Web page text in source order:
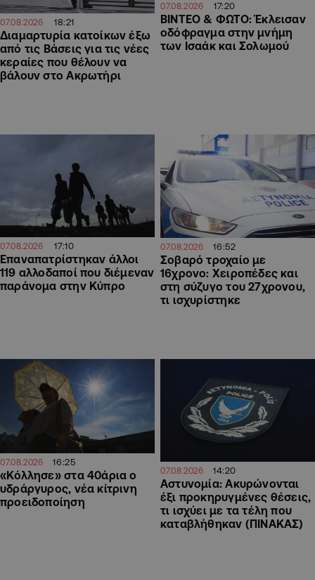
07.08.2026 18:21
Διαμαρτυρία κατοίκων έξω
από τις Βάσεις για τις νέες
κεραίες που θέλουν να
βάλουν στο Ακρωτήρι
07.08.2026 17:20
ΒΙΝΤΕΟ & ΦΩΤΟ: Έκλεισαν
οδόφραγμα στην μνήμη
των Ισαάκ και Σολωμού
07.08.2026 17:10
Επαναπατρίστηκαν άλλοι
119 αλλοδαποί που διέμεναν
παράνομα στην Κύπρο
07.08.2026 16:52
Σοβαρό τροχαίο με
16χρονο: Χειροπέδες και
στη σύζυγο του 27χρονου,
τι ισχυρίστηκε
07.08.2026 16:25
«Κόλλησε» στα 40άρια ο
υδράργυρος, νέα κίτρινη
προειδοποίηση
07.08.2026 14:20
Αστυνομία: Ακυρώνονται
έξι προκηρυγμένες θέσεις,
τι ισχύει με τα τέλη που
καταβλήθηκαν (ΠΙΝΑΚΑΣ)